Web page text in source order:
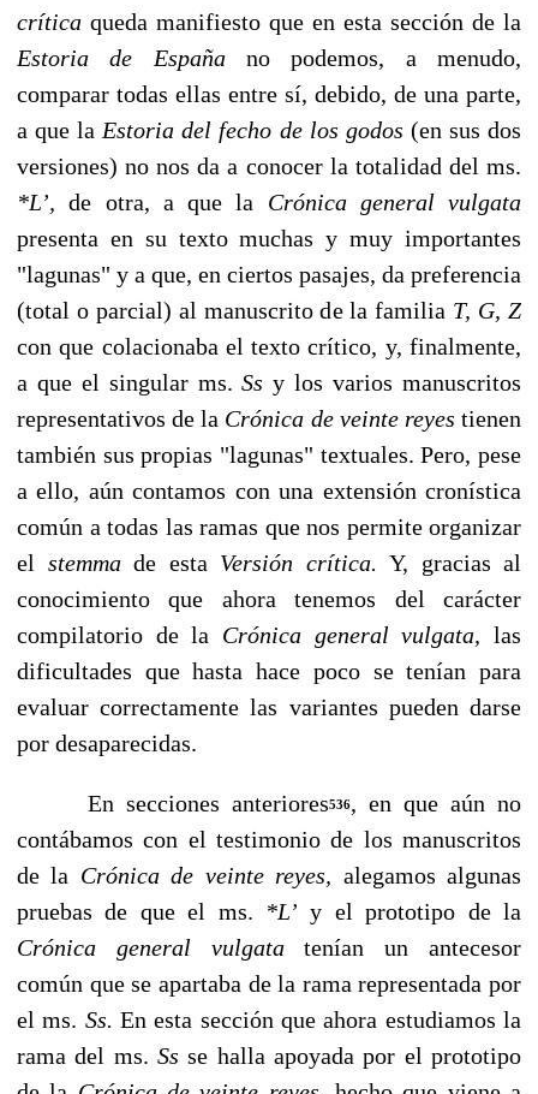
crítica queda manifiesto que en esta sección de la
Estoria de España no podemos, a menudo,
comparar todas ellas entre sí, de­bido, de una parte,
a que la Estoria del fecho de los godos (en sus dos
versiones) no nos da a conocer la totalidad del ms.
*L’,de otra, a que la Crónica general vulgata
presenta en su texto muchas y muy importantes
"lagunas" y a que, en ciertos pasajes, da preferen­cia
(total o parcial) al manuscrito de la familia T, G, Z
con que colacionaba el texto críti­co, y, finalmente,
a que el singular ms.Ssy los varios manuscritos
representativos de la Crónica de veinte reyestienen
también sus propias "lagunas" textuales. Pero, pese
a ello, aún contamos con una extensión cronística
común a todas las ramas que nos permite or­ganizar
el stemma de esta Versión crítica. Y, gracias al
conocimiento que ahora tenemos del carácter
compilatorio de la Crónica general vulgata, las
dificultades que hasta hace poco se tenían para
evaluar correctamente las variantes pueden darse
por desaparecidas.
En secciones anteriores536, en que aún no
contábamos con el testimonio de los ma­nuscritos
de la Crónica de veinte reyes, alegamos algunas
pruebas de que el ms. *L’ y el prototipo de la
Crónica general vulgatatenían un antecesor
común que se apartaba de la rama representada por
el ms. Ss.En esta sección que ahora estudiamos la
rama del ms. Ssse halla apoyada por el prototipo